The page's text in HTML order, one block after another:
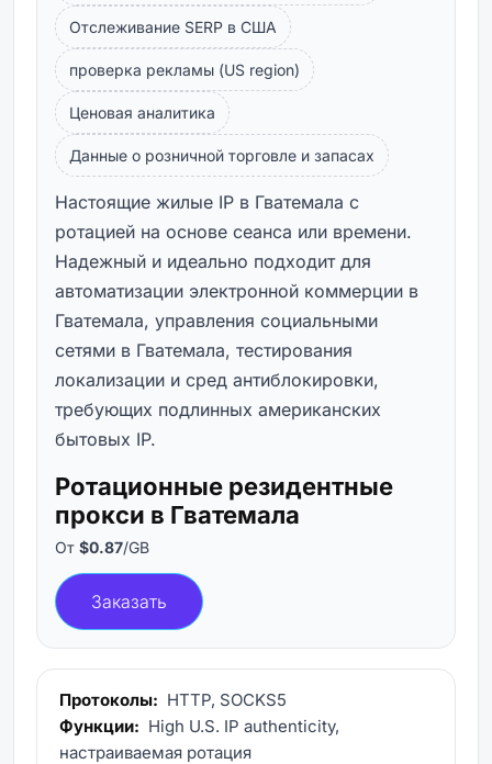
Отслеживание SERP в США
проверка рекламы (US region)
Ценовая аналитика
Данные о розничной торговле и запасах
Настоящие жилые IP в Гватемала с
ротацией на основе сеанса или времени.
Надежный и идеально подходит для
автоматизации электронной коммерции в
Гватемала, управления социальными
сетями в Гватемала, тестирования
локализации и сред антиблокировки,
требующих подлинных американских
бытовых IP.
Ротационные резидентные
прокси в Гватемала
От $0.87/GB
Заказать
Протоколы: HTTP, SOCKS5
Функции: High U.S. IP authenticity,
настраиваемая ротация